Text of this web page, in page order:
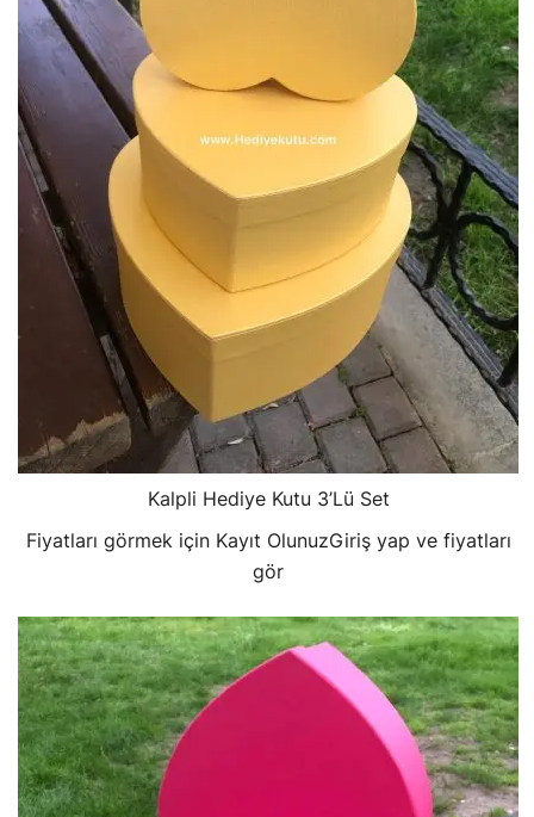
Kalpli Hediye Kutu 3’Lü Set
Fiyatları görmek için Kayıt OlunuzGiriş yap ve fiyatları
gör